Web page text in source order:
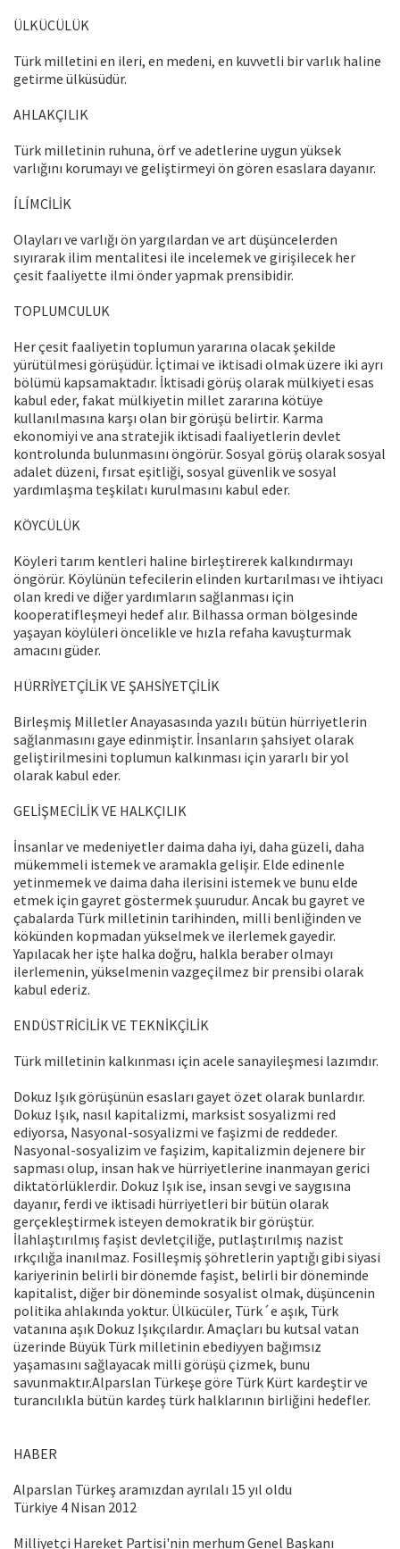
ÜLKÜCÜLÜK
Türk milletini en ileri, en medeni, en kuvvetli bir varlık haline
getirme ülküsüdür.
AHLAKÇILIK
Türk milletinin ruhuna, örf ve adetlerine uygun yüksek
varlığını korumayı ve geliştirmeyi ön gören esaslara dayanır.
ÍLÍMCİLİK
Olayları ve varlığı ön yargılardan ve art düşüncelerden
sıyırarak ilim mentalitesi ile incelemek ve girişilecek her
çesit faaliyette ilmi önder yapmak prensibidir.
TOPLUMCULUK
Her çesit faaliyetin toplumun yararına olacak şekilde
yürütülmesi görüşüdür. İçtimai ve iktisadi olmak üzere iki ayrı
bölümü kapsamaktadır. İktisadi görüş olarak mülkiyeti esas
kabul eder, fakat mülkiyetin millet zararına kötüye
kullanılmasına karşı olan bir görüşü belirtir. Karma
ekonomiyi ve ana stratejik iktisadi faaliyetlerin devlet
kontrolunda bulunmasını öngörür. Sosyal görüş olarak sosyal
adalet düzeni, fırsat eşitliği, sosyal güvenlik ve sosyal
yardımlaşma teşkilatı kurulmasını kabul eder.
KÖYCÜLÜK
Köyleri tarım kentleri haline birleştirerek kalkındırmayı
öngörür. Köylünün tefecilerin elinden kurtarılması ve ihtiyacı
olan kredi ve diğer yardımların sağlanması için
kooperatifleşmeyi hedef alır. Bilhassa orman bölgesinde
yaşayan köylüleri öncelikle ve hızla refaha kavuşturmak
amacını güder.
HÜRRİYETÇİLİK VE ŞAHSİYETÇİLİK
Birleşmiş Milletler Anayasasında yazılı bütün hürriyetlerin
sağlanmasını gaye edinmiştir. İnsanların şahsiyet olarak
geliştirilmesini toplumun kalkınması için yararlı bir yol
olarak kabul eder.
GELİŞMECİLİK VE HALKÇILIK
İnsanlar ve medeniyetler daima daha iyi, daha güzeli, daha
mükemmeli istemek ve aramakla gelişir. Elde edinenle
yetinmemek ve daima daha ilerisini istemek ve bunu elde
etmek için gayret göstermek şuurudur. Ancak bu gayret ve
çabalarda Türk milletinin tarihinden, milli benliğinden ve
kökünden kopmadan yükselmek ve ilerlemek gayedir.
Yapılacak her işte halka doğru, halkla beraber olmayı
ilerlemenin, yükselmenin vazgeçilmez bir prensibi olarak
kabul ederiz.
ENDÜSTRİCİLİK VE TEKNİKÇİLİK
Türk milletinin kalkınması için acele sanayileşmesi lazımdır.
Dokuz Işık görüşünün esasları gayet özet olarak bunlardır.
Dokuz Işık, nasıl kapitalizmi, marksist sosyalizmi red
ediyorsa, Nasyonal-sosyalizmi ve faşizmi de reddeder.
Nasyonal-sosyalizim ve faşizim, kapitalizmin dejenere bir
sapması olup, insan hak ve hürriyetlerine inanmayan gerici
diktatörlüklerdir. Dokuz Işık ise, insan sevgi ve saygısına
dayanır, ferdi ve iktisadi hürriyetleri bir bütün olarak
gerçekleştirmek isteyen demokratik bir görüştür.
İlahlaştırılmış faşist devletçiliğe, putlaştırılmış nazist
ırkçılığa inanılmaz. Fosilleşmiş şöhretlerin yaptığı gibi siyasi
kariyerinin belirli bir dönemde faşist, belirli bir döneminde
kapitalist, diğer bir döneminde sosyalist olmak, düşüncenin
politika ahlakında yoktur. Ülkücüler, Türk´e aşık, Türk
vatanına aşık Dokuz Işıkçılardır. Amaçları bu kutsal vatan
üzerinde Büyük Türk milletinin ebediyyen bağımsız
yaşamasını sağlayacak milli görüşü çizmek, bunu
savunmaktır.Alparslan Türkeşe göre Türk Kürt kardeştir ve
turancılıkla bütün kardeş türk halklarının birliğini hedefler.
HABER
Alparslan Türkeş aramızdan ayrılalı 15 yıl oldu
Türkiye 4 Nisan 2012
Milliyetçi Hareket Partisi'nin merhum Genel Başkanı